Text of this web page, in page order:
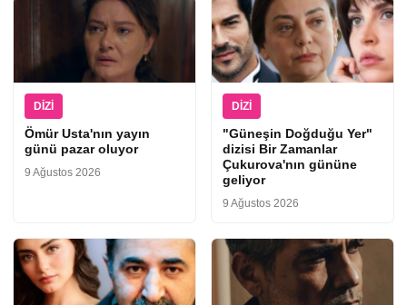
DIZI
Ömür Usta'nın yayın
günü pazar oluyor
9 Ağustos 2026
DIZI
"Güneşin Doğduğu Yer"
dizisi Bir Zamanlar
Çukurova'nın gününe
geliyor
9 Ağustos 2026